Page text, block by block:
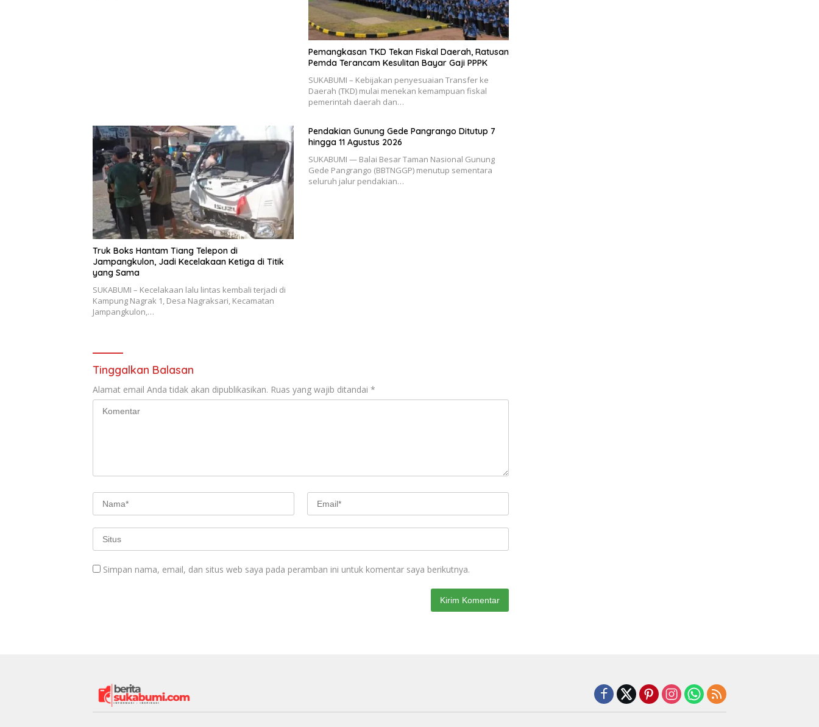
Pemangkasan TKD Tekan Fiskal Daerah, Ratusan
Pemda Terancam Kesulitan Bayar Gaji PPPK
SUKABUMI – Kebijakan penyesuaian Transfer ke
Daerah (TKD) mulai menekan kemampuan fiskal
pemerintah daerah dan…
Truk Boks Hantam Tiang Telepon di
Jampangkulon, Jadi Kecelakaan Ketiga di Titik
yang Sama
SUKABUMI – Kecelakaan lalu lintas kembali terjadi di
Kampung Nagrak 1, Desa Nagraksari, Kecamatan
Jampangkulon,…
Pendakian Gunung Gede Pangrango Ditutup 7
hingga 11 Agustus 2026
SUKABUMI — Balai Besar Taman Nasional Gunung
Gede Pangrango (BBTNGGP) menutup sementara
seluruh jalur pendakian…
Tinggalkan Balasan
Alamat email Anda tidak akan dipublikasikan. Ruas yang wajib ditandai *
Simpan nama, email, dan situs web saya pada peramban ini untuk komentar saya berikutnya.